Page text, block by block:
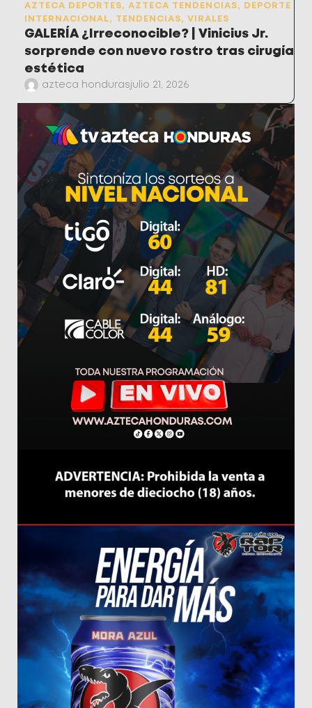
AZTECA DEPORTES, AZTECA TENDENCIAS,
DEPORTE
INTERNACIONAL, TENDENCIAS, VIRALES
GALERÍA ¿Irreconocible? | Vinicius Jr.
sorprende con nuevo rostro tras cirugía
estética
azteca hondurasjulio 21, 2026